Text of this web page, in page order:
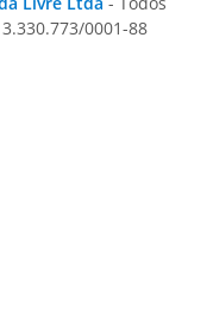
0001-88